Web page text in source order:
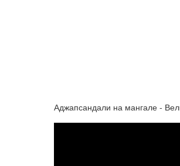
Аджапсандали на мангале -